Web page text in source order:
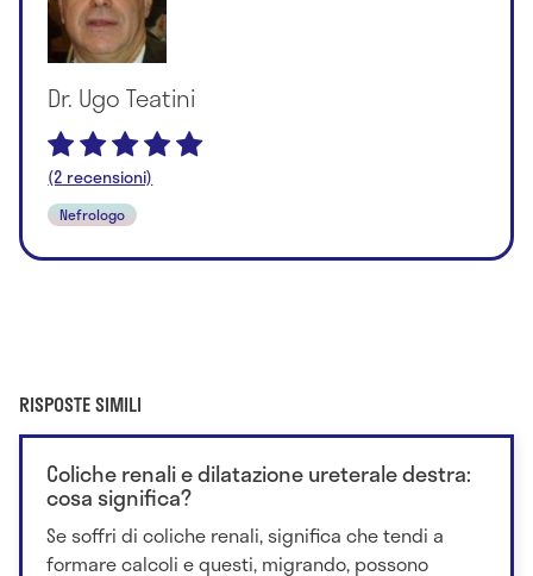
Dr. Ugo Teatini
(2 recensioni)
Nefrologo
RISPOSTE SIMILI
Coliche renali e dilatazione ureterale destra:
cosa significa?
Se soffri di coliche renali, significa che tendi a
formare calcoli e questi, migrando, possono